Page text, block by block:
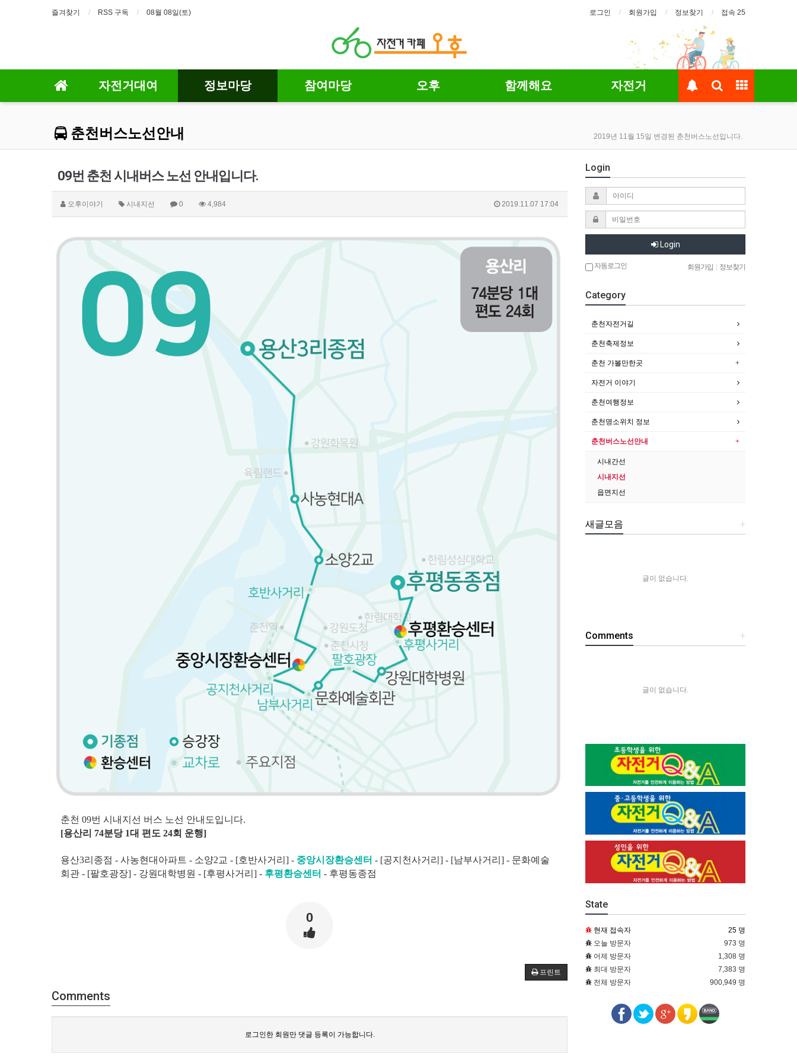
즐겨찾기 RSS 구독 08월 08일(토) 로그인 회원가입 정보찾기 접속 25
자전거대여 정보마당 참여마당 오후 함께해요 자전거
춘천버스노선안내 2019년 11월 15일 변경된 춘천버스노선입니다.
09번 춘천 시내버스 노선 안내입니다.
오후이야기 시내지선 0 4,984 2019.11.07 17:04
춘천 09번 시내지선 버스 노선 안내도입니다.
[용산리 74분당 1대 편도 24회 운행]
용산3리종점 - 사농현대아파트 - 소양2교 - [호반사거리] - 중앙시장환승센터 - [공지천사거리] - [남부사거리] - 문화예술
회관 - [팔호광장] - 강원대학병원 - [후평사거리] - 후평환승센터 - 후평동종점
0
프린트
Comments
로그인한 회원만 댓글 등록이 가능합니다.
Login
Login
자동로그인 회원가입 정보찾기
Category
춘천자전거길
춘천축제정보
춘천 가볼만한곳
자전거 이야기
춘천여행정보
춘천명소위치 정보
춘천버스노선안내
시내간선
시내지선
읍면지선
+
새글모음
글이 없습니다.
+
Comments
글이 없습니다.
State
현재 접속자
25 명
오늘 방문자
973 명
어제 방문자
1,308 명
최대 방문자
7,383 명
전체 방문자
900,949 명